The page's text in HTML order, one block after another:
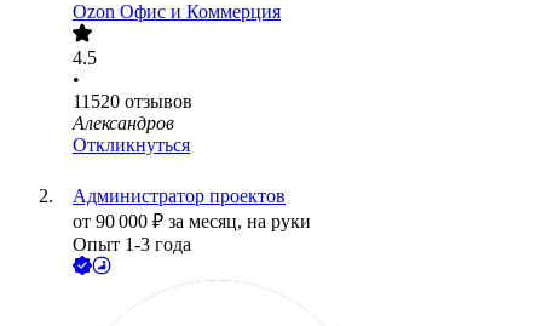
Ozon Офис и Коммерция
4.5
•
11520 отзывов
Александров
Откликнуться
Администратор проектов
от 90 000 ₽ за месяц, на руки
Опыт 1-3 года